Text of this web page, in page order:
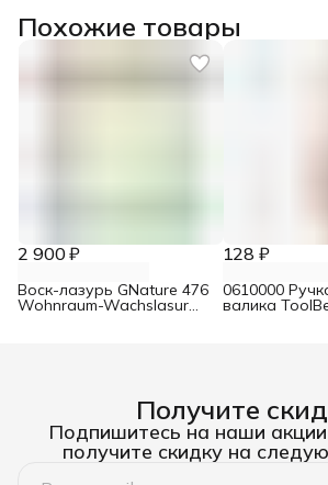
Похожие товары
2 900 ₽
Воск-лазурь GNature 476
Wohnraum-Wachslasur
128 ₽
0610000
валика
Получите
Подпишитесь на наши
получите скидку на